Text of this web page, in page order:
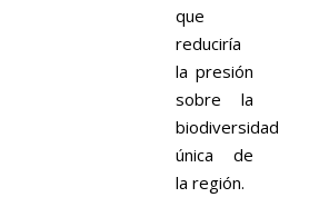
que
reduciría
la presión
sobre la
biodiversidad
única de
la región.